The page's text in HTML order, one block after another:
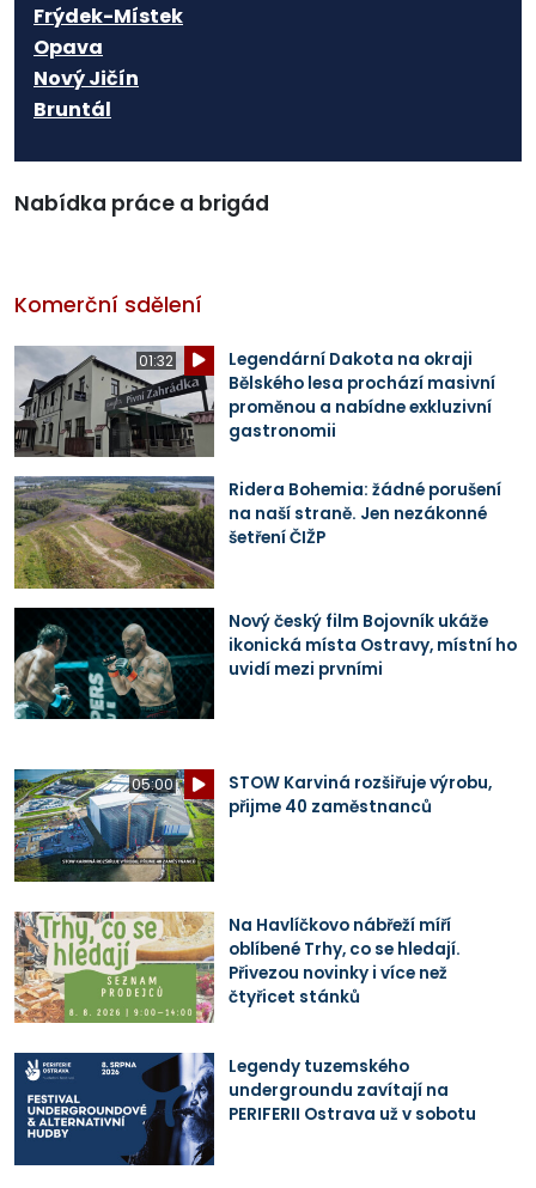
Frýdek-Místek
Opava
Nový Jičín
Bruntál
Nabídka práce a brigád
Komerční sdělení
01:32
Legendární Dakota na okraji
Bělského lesa prochází masivní
proměnou a nabídne exkluzivní
gastronomii
Ridera Bohemia: žádné porušení
na naší straně. Jen nezákonné
šetření ČIŽP
Nový český film Bojovník ukáže
ikonická místa Ostravy, místní ho
uvidí mezi prvními
05:00
STOW Karviná rozšiřuje výrobu,
přijme 40 zaměstnanců
Na Havlíčkovo nábřeží míří
oblíbené Trhy, co se hledají.
Přivezou novinky i více než
čtyřicet stánků
Legendy tuzemského
undergroundu zavítají na
PERIFERII Ostrava už v sobotu